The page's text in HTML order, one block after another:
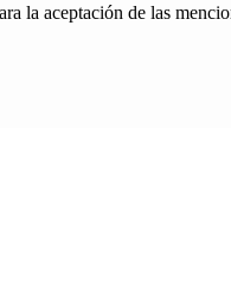
la aceptación de las